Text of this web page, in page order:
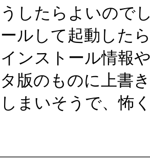
したらよいので
ルして起動した
ンストール情報
版のものに上書
まいそうで、怖